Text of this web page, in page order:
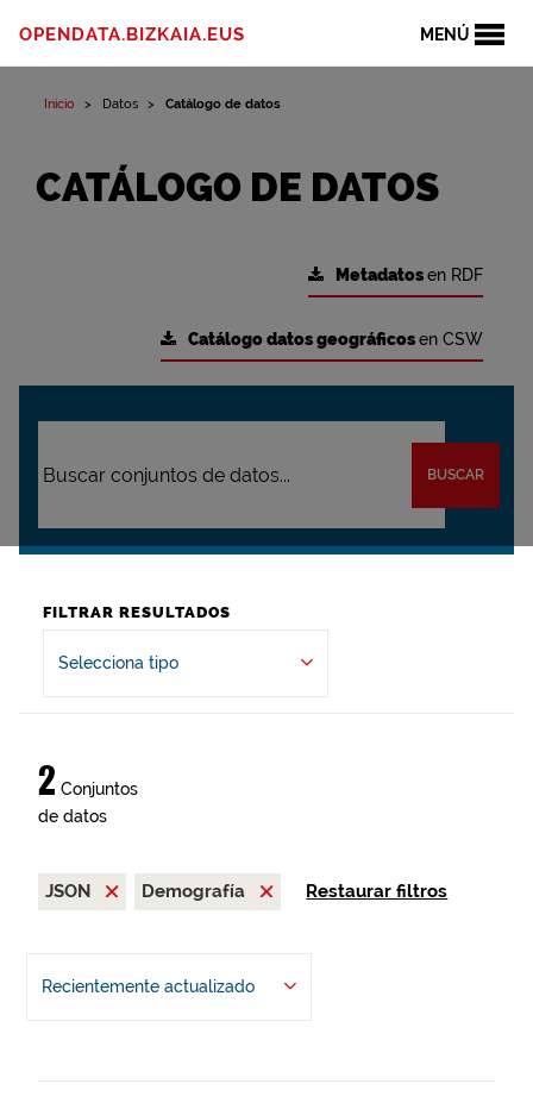
MENÚ
OPENDATA.BIZKAIA.EUS
Inicio Datos Catálogo de datos
CATÁLOGO DE DATOS
Metadatosen RDF
Catálogo datos geográficosen CSW
BUSCAR
FILTRAR RESULTADOS
Selecciona tipo
2 Conjuntos
de datos
JSON Demografía Restaurar filtros
Recientemente actualizado